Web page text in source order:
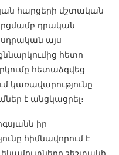
հարցերի մշտական
դրական
այս
հետո
հետաձգվեց
կառավարությունը
է անցկացրել։
իր
հիմնավորում է